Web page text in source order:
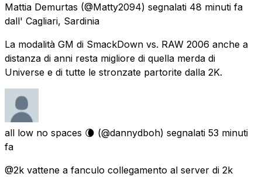
Mattia Demurtas (@Matty2094) segnalati 48 minuti fa
dall' Cagliari, Sardinia
La modalità GM di SmackDown vs. RAW 2006 anche a
distanza di anni resta migliore di quella merda di
Universe e di tutte le stronzate partorite dalla 2K.
all low no spaces 🌘 (@dannydboh) segnalati 53 minuti
fa
@2k vattene a fanculo collegamento al server di 2k